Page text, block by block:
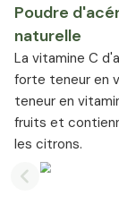
Poudre
naturelle
La vitamine C
forte teneur en
teneur en
fruits et
les citrons.
Previous slide